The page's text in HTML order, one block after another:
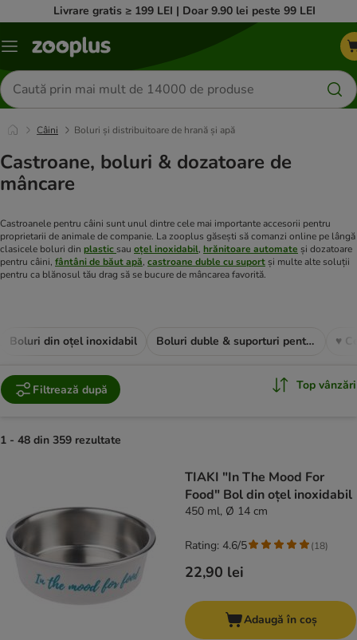
Livrare gratis ≥ 199 LEI | Doar 9.90 lei peste 99 LEI
Categorii
Căutare
produse
Câini Boluri și distribuitoare de hrană și apă
Castroane, boluri & dozatoare de
mâncare
Castroanele pentru câini sunt unul dintre cele mai importante accesorii pentru
proprietarii de animale de companie. La zooplus găsești să comanzi online pe lângă
clasicele boluri din plastic sau oțel inoxidabil, hrănitoare automate și dozatoare
pentru câini, fântâni de băut apă, castroane duble cu suport și multe alte soluții
pentru ca blănosul tău drag să se bucure de mâncarea favorită.
Boluri din oțel inoxidabil Boluri duble & suporturi pentru boluri ♥
Filtrează după Top vânzări
1 - 48 din 359 rezultate
TIAKI "In The Mood For
Food" Bol din oțel inoxidabil
450 ml, Ø 14 cm
22,90 lei
Rating: 4.6/5 (18)
Adaugă în coș